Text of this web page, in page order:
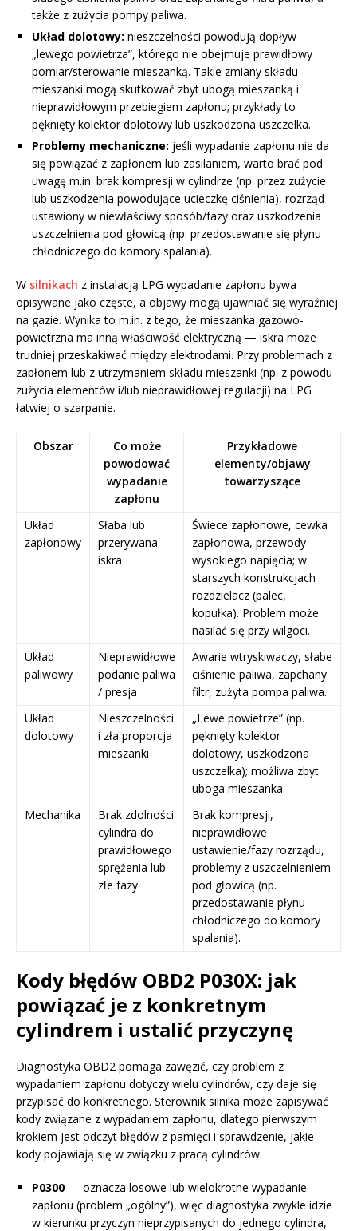
także z zużycia pompy paliwa.
Układ dolotowy: nieszczelności powodują dopływ
„lewego powietrza”, którego nie obejmuje prawidłowy
pomiar/sterowanie mieszanką. Takie zmiany składu
mieszanki mogą skutkować zbyt ubogą mieszanką i
nieprawidłowym przebiegiem zapłonu; przykłady to
pęknięty kolektor dolotowy lub uszkodzona uszczelka.
Problemy mechaniczne: jeśli wypadanie zapłonu nie da
się powiązać z zapłonem lub zasilaniem, warto brać pod
uwagę m.in. brak kompresji w cylindrze (np. przez zużycie
lub uszkodzenia powodujące ucieczkę ciśnienia), rozrząd
ustawiony w niewłaściwy sposób/fazy oraz uszkodzenia
uszczelnienia pod głowicą (np. przedostawanie się płynu
chłodniczego do komory spalania).
W silnikach z instalacją LPG wypadanie zapłonu bywa
opisywane jako częste, a objawy mogą ujawniać się wyraźniej
na gazie. Wynika to m.in. z tego, że mieszanka gazowo-
powietrzna ma inną właściwość elektryczną — iskra może
trudniej przeskakiwać między elektrodami. Przy problemach z
zapłonem lub z utrzymaniem składu mieszanki (np. z powodu
zużycia elementów i/lub nieprawidłowej regulacji) na LPG
łatwiej o szarpanie.
Obszar
Co może
powodować
wypadanie
zapłonu
Przykładowe
elementy/objawy
towarzyszące
Układ
zapłonowy
Słaba lub
przerywana
iskra
Świece zapłonowe, cewka
zapłonowa, przewody
wysokiego napięcia; w
starszych konstrukcjach
rozdzielacz (palec,
kopułka). Problem może
nasilać się przy wilgoci.
Układ
paliwowy
Nieprawidłowe
podanie paliwa
/ presja
Awarie wtryskiwaczy, słabe
ciśnienie paliwa, zapchany
filtr, zużyta pompa paliwa.
Układ
dolotowy
Nieszczelności
i zła proporcja
mieszanki
„Lewe powietrze” (np.
pęknięty kolektor
dolotowy, uszkodzona
uszczelka); możliwa zbyt
uboga mieszanka.
Mechanika
Brak zdolności
cylindra do
prawidłowego
sprężenia lub
złe fazy
Brak kompresji,
nieprawidłowe
ustawienie/fazy rozrządu,
problemy z uszczelnieniem
pod głowicą (np.
przedostawanie płynu
chłodniczego do komory
spalania).
Kody błędów OBD2 P030X: jak
powiązać je z konkretnym
cylindrem i ustalić przyczynę
Diagnostyka OBD2 pomaga zawęzić, czy problem z
wypadaniem zapłonu dotyczy wielu cylindrów, czy daje się
przypisać do konkretnego. Sterownik silnika może zapisywać
kody związane z wypadaniem zapłonu, dlatego pierwszym
krokiem jest odczyt błędów z pamięci i sprawdzenie, jakie
kody pojawiają się w związku z pracą cylindrów.
P0300 — oznacza losowe lub wielokrotne wypadanie
zapłonu (problem „ogólny”), więc diagnostyka zwykle idzie
w kierunku przyczyn nieprzypisanych do jednego cylindra,